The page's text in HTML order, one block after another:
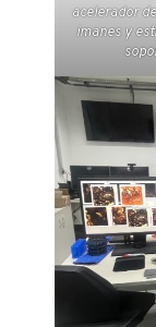
acelerador
imanes y